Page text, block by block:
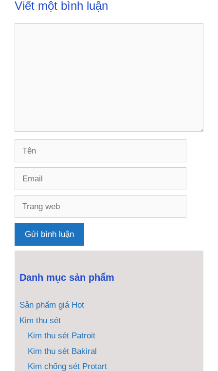
Viết một bình luận
web
Danh mục sản phẩm
Sản phẩm giá Hot
Kim thu sét
Kim thu sét Patroit
Kim thu sét Bakiral
Kim chống sét Protart